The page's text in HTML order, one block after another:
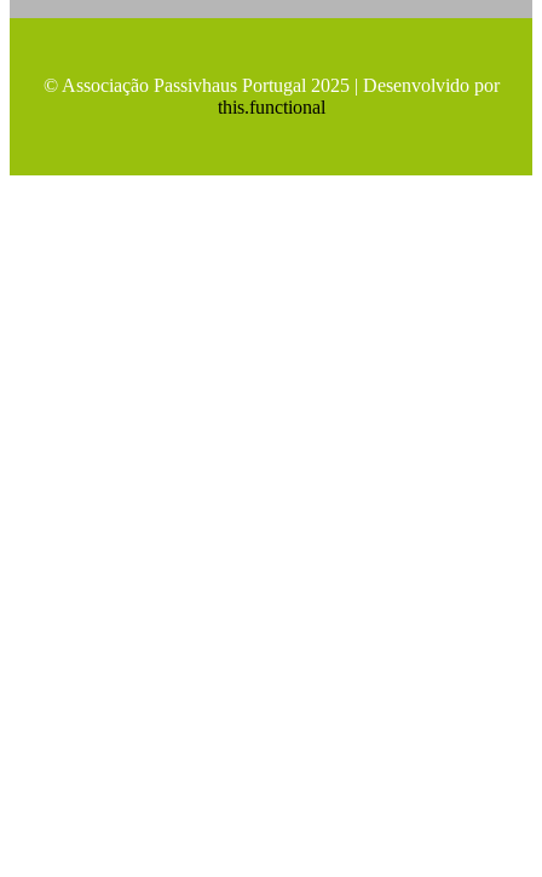
© Associação Passivhaus Portugal 2025 | Desenvolvido por
this.functional